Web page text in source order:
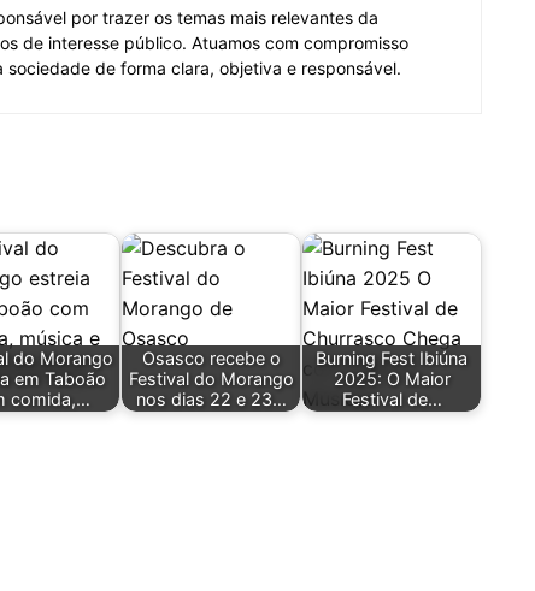
por trazer os temas mais relevantes da
de interesse público. Atuamos com compromisso
sociedade de forma clara, objetiva e responsável.
do Morango
em Taboão
comida,…
Osasco recebe o
Festival do Morango
nos dias 22 e 23…
Burning Fest Ibiúna
2025: O Maior
Festival de…